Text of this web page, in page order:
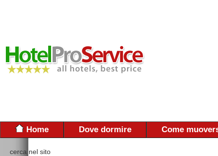
Home Dove dormire Come
cerca nel sito